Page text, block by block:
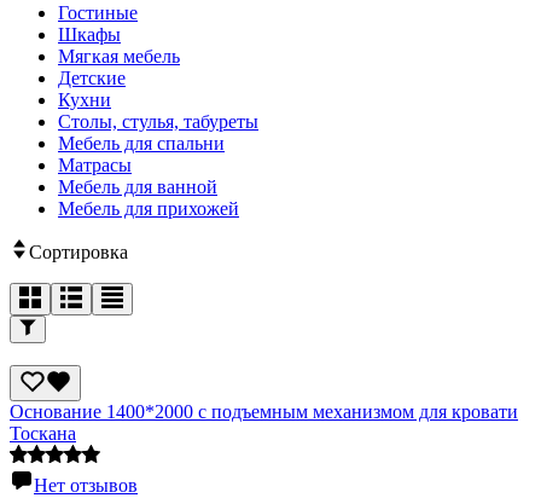
Гостиные
Шкафы
Мягкая мебель
Детские
Кухни
Столы, стулья, табуреты
Мебель для спальни
Матрасы
Мебель для ванной
Мебель для прихожей
Сортировка
Основание 1400*2000 с подъемным механизмом для кровати
Тоскана
Нет отзывов